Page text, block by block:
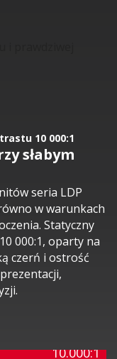
10 000:1
słabym
seria LDP
w warunkach
Statyczny
000:1, oparty na
czerń i ostrość
10.000:1